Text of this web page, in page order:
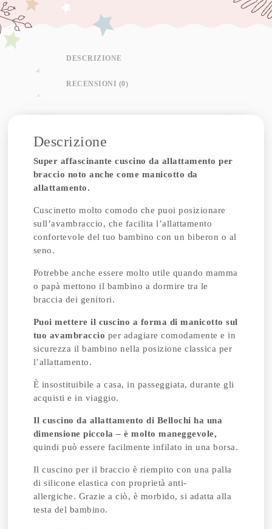
DESCRIZIONE
RECENSIONI (0)
Descrizione
Super affascinante cuscino da allattamento per
braccio noto anche come manicotto da
allattamento.
Cuscinetto molto comodo che puoi posizionare
sull’avambraccio, che facilita l’allattamento
confortevole del tuo bambino con un biberon o al
seno.
Potrebbe anche essere molto utile quando mamma
o papà mettono il bambino a dormire tra le
braccia dei genitori.
Puoi mettere il cuscino a forma di manicotto sul
tuo avambraccio per adagiare comodamente e in
sicurezza il bambino nella posizione classica per
l’allattamento.
È insostituibile a casa, in passeggiata, durante gli
acquisti e in viaggio.
Il cuscino da allattamento di Bellochi ha una
dimensione piccola – è molto maneggevole,
quindi può essere facilmente infilato in una borsa.
Il cuscino per il braccio è riempito con una palla
di silicone elastica con proprietà anti-
allergiche. Grazie a ciò, è morbido, si adatta alla
testa del bambino.